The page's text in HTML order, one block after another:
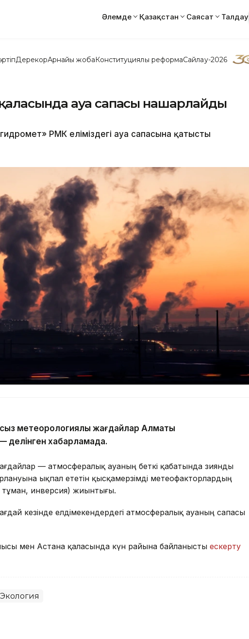
Әлемде Қазақстан Саясат Талдау
ДерекқорАрнайы жобаКонституциялық реформаСайлау-2026
қаласында ауа сапасы нашарлайды
РМК еліміздегі ауа сапасына қатысты
метеорологиялық жағдайлар Алматы
— делінген хабарламада.
— атмосфералық ауаның беткі қабатында зиянды
ықпал ететін қысқамерзімді метеофакторлардың
инверсия) жиынтығы.
кезінде елдімекендердегі атмосфералық ауаның сапасы
мен Астана қаласында күн райына байланысты ескерту
Экология